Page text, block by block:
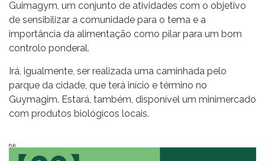
Guimagym, um conjunto de atividades com o objetivo
de sensibilizar a comunidade para o tema e a
importância da alimentação como pilar para um bom
controlo ponderal.
Irá, igualmente, ser realizada uma caminhada pelo
parque da cidade, que terá início e término no
Guymagim. Estará, também, disponível um minimercado
com produtos biológicos locais.
Pub